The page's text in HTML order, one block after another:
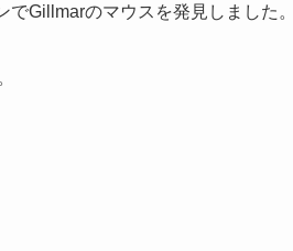
Gillmarのマウスを発見しました。